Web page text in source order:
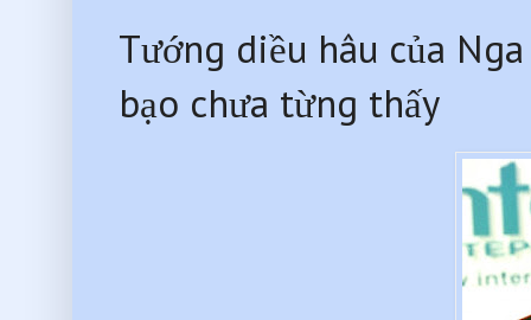
Tướng diều hâu của
bạo chưa từng thấy